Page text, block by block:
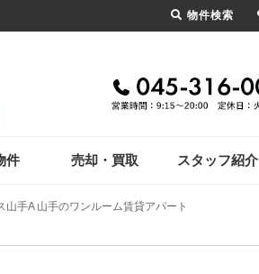
件 売却・買取 スタッフ紹介
山手A 山手のワンルーム賃貸アパート
物件検索